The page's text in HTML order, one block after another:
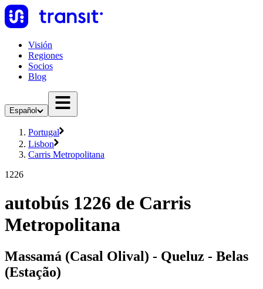
Visión
Regiones
Socios
Blog
Español
Portugal
Lisbon
Carris Metropolitana
1226
autobús 1226 de Carris
Metropolitana
Massamá (Casal Olival) - Queluz - Belas
(Estação)